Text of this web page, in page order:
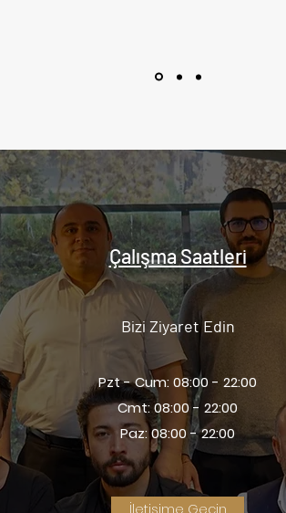
Çalışma Saatleri
Bizi Ziyaret Edin
Pzt - Cum: 08:00 - 22:00
Cmt: 08:00 - 22:00
Paz: 08:00 - 22:00
İletişime Geçin